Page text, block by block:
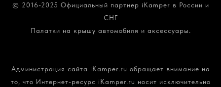
© 2016-2025 Официальный партнер iKamper в России и
СНГ
Палатки на крышу автомобиля и аксессуары.
Администрация сайта iKamper.ru обращает внимание на
то, что Интернет-ресурс iKamper.ru носит исключительно